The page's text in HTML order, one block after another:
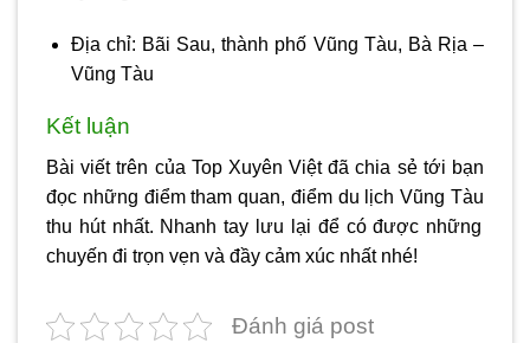
Địa chỉ: Bãi Sau, thành phố Vũng Tàu, Bà Rịa –
Vũng Tàu
Kết luận
Bài viết trên của Top Xuyên Việt đã chia sẻ tới bạn
đọc những điểm tham quan, điểm du lịch Vũng Tàu
thu hút nhất. Nhanh tay lưu lại để có được những
chuyến đi trọn vẹn và đầy cảm xúc nhất nhé!
Đánh giá post